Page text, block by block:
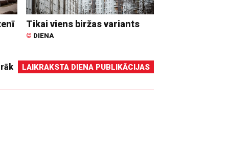
Tikai viens biržas variants
© DIENA
LAIKRAKSTA DIENA PUBLIKĀCIJAS